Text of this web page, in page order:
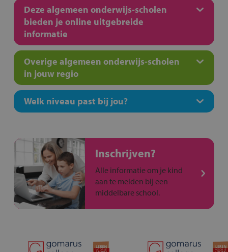
Deze algemeen onderwijs-scholen
bieden je online uitgebreide
informatie
Overige algemeen onderwijs-scholen
in jouw regio
Welk niveau past bij jou?
Inschrijven?
Alle informatie om je kind
aan te melden bij een
middelbare school.